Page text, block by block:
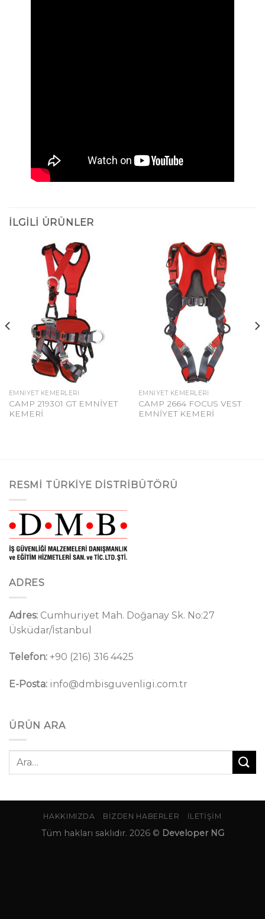
İLGILI ÜRÜNLER
EMNIYET KEMERLERI
CAMP 219301 GT EMNİYET
KEMERİ
EMNIYET KEMERLERI
CAMP 2664 FOCUS VEST
EMNİYET KEMERİ
RESMI TÜRKIYE DISTRIBÜTÖRÜ
ADRES
Adres: Cumhuriyet Mah. Doğanay Sk. No:27
Üsküdar/İstanbul
Telefon: +90 (216) 316 4425
E-Posta: info@dmbisguvenligi.com.tr
ÜRÜN ARA
Ara:
HAKKIMIZDA BIZDEN HABERLER İLETIŞIM
Tüm hakları saklıdır. 2026 © Developer NG